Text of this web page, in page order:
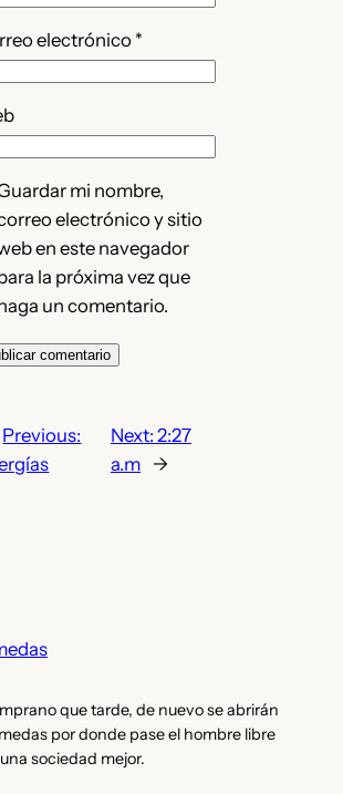
electrónico *
mi nombre,
electrónico y sitio
en este navegador
la próxima vez que
un comentario.
Previous:
Next:2:27
a.m →
que tarde, de nuevo se abrirán
por donde pase el hombre libre
sociedad mejor.